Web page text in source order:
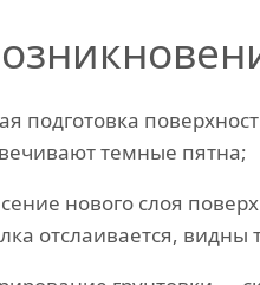
подготовка
темные пятна;
нового слоя
отслаивается,